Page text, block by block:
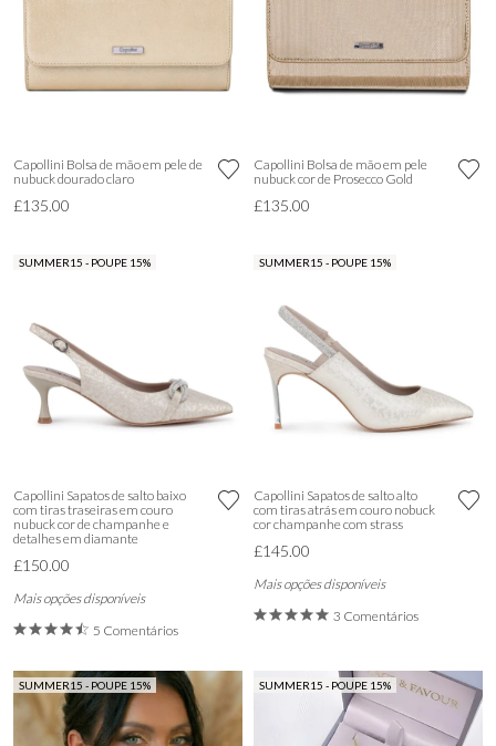
Capollini Bolsa de mão em pele de
nubuck dourado claro
£135.00
Capollini Bolsa de mão em pele
nubuck cor de Prosecco Gold
£135.00
SUMMER15 - POUPE 15%
Capollini Sapatos de salto baixo
com tiras traseiras em couro
nubuck cor de champanhe e
detalhes em diamante
£150.00
Mais opções disponíveis
5 Comentários
SUMMER15 - POUPE 15%
Capollini Sapatos de salto alto
com tiras atrás em couro nobuck
cor champanhe com strass
£145.00
Mais opções disponíveis
3 Comentários
SUMMER15 - POUPE 15% SUMMER15 - POUPE 15%